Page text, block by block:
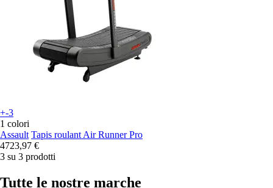
+-3
1 colori
Assault Tapis roulant Air Runner Pro
4723,97 €
3 su 3 prodotti
Tutte le nostre marche